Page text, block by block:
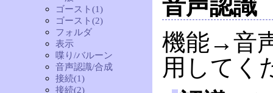
ゴースト(1)
ゴースト(2)
フォルダ
表示
喋り/バルーン
音声認識/合成
接続(1)
接続(2)
音声認識
機能→音
用してく